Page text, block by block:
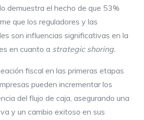
demuestra el hecho de que 53%
que los reguladores y las
son influencias significativas en la
en cuanto a strategic shoring.
fiscal en las primeras etapas
pueden incrementar los
del flujo de caja, asegurando una
y un cambio exitoso en sus